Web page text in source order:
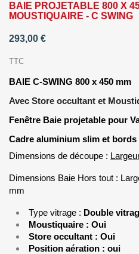
BAIE PROJETABLE 800 X
MOUSTIQUAIRE - C SWING
293,00 €
TTC
BAIE C-SWING 800 x 450 mm
Avec Store occultant et
Fenêtre Baie projetable pour
Cadre aluminium slim et
Dimensions de découpe :
Dimensions Baie Hors tout :
mm
Type vitrage : Double
Moustiquaire : Oui
Store occultant : Oui
Position aération : oui